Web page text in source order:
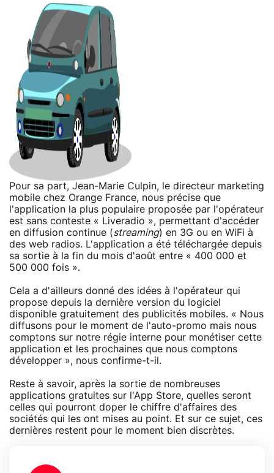
Pour sa part, Jean-Marie Culpin, le directeur marketing
mobile chez Orange France, nous précise que
l'application la plus populaire proposée par l'opérateur
est sans conteste « Liveradio », permettant d'accéder
en diffusion continue (streaming) en 3G ou en WiFi à
des web radios. L'application a été téléchargée depuis
sa sortie à la fin du mois d'août entre « 400 000 et
500 000 fois ».
Cela a d'ailleurs donné des idées à l'opérateur qui
propose depuis la dernière version du logiciel
disponible gratuitement des publicités mobiles. « Nous
diffusons pour le moment de l'auto-promo mais nous
comptons sur notre régie interne pour monétiser cette
application et les prochaines que nous comptons
développer », nous confirme-t-il.
Reste à savoir, après la sortie de nombreuses
applications gratuites sur l'App Store, quelles seront
celles qui pourront doper le chiffre d'affaires des
sociétés qui les ont mises au point. Et sur ce sujet, ces
dernières restent pour le moment bien discrètes.